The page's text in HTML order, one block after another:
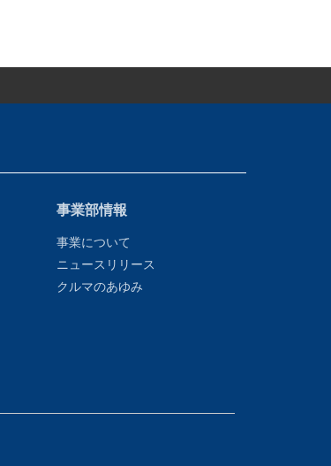
事業部情報
事業について
ニュースリリース
クルマのあゆみ